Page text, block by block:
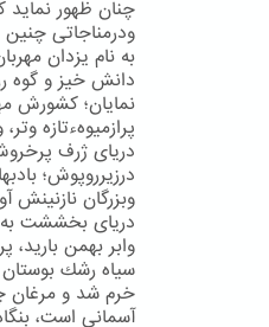
چنان ظهور نماید
ودرمناجاتی چنین
به نام یزدان
دانش خیز و گوه
نمایان؛ كشورش
دریای ژرف
درزیرروپوش؛
وبزرگان نازنینش
دریای بخششت به
وابر بهمن
سیاه رشك
خرم شد و مرغان
آسمانی است،